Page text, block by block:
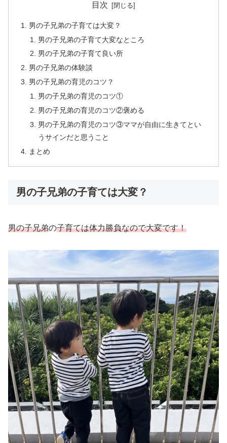
目次
男の子兄弟の子育ては大変？
男の子兄弟の子育て大変なところ
男の子兄弟の子育て良い所
男の子兄弟の体験談
男の子兄弟の育児のコツ？
男の子兄弟の育児のコツ①
男の子兄弟の育児のコツ②褒める
男の子兄弟の育児のコツ③ママが自由に生きてとい
うサインだと思うこと
まとめ
男の子兄弟の子育ては大変？
男の子兄弟の子育ては体力勝負なので大変です！